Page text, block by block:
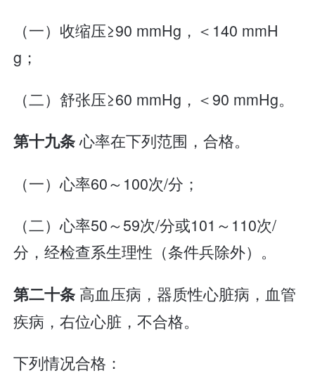
（一）收缩压≥90 mmHg，＜140 mmH
g；
（二）舒张压≥60 mmHg，＜90 mmHg。
第十九条心率在下列范围，合格。
（一）心率60～100次/分；
（二）心率50～59次/分或101～110次/
分，经检查系生理性（条件兵除外）。
第二十条 高血压病，器质性心脏病，血管
疾病，右位心脏，不合格。
下列情况合格：